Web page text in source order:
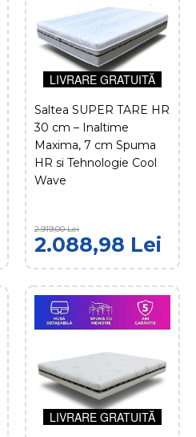
Saltea SUPER TARE
MEMORY 25 cm –
Suport Ferm, Spuma cu
Memorie si Husa Clima
Wool
1.769,00 Lei 1.408,98
Lei
COMPARĂ PRODUSUL
ADAUGĂ LA FAVORITE
DOLCEDORMIRE
Saltea VITALITY
MEMORY 5, 20 cm –
Spuma cu Memorie,
Suport Ortopedic si
Ventilatie Activa
LIVRARE GRATUITĂ
Saltea SUPER TARE HR
30 cm – Inaltime
Maxima, 7 cm Spuma
HR si Tehnologie Cool
Wave
2.919,00 Lei
2.088,98 Lei
LIVRARE GRATUITĂ